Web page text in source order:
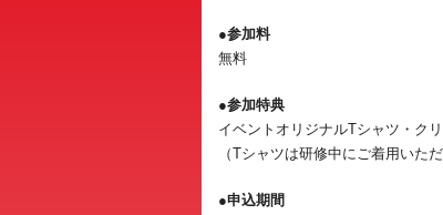
●参加料
無料
●参加特典
イベントオリジナルTシャツ・ク
（Tシャツは研修中にご着用いただ
●申込期間